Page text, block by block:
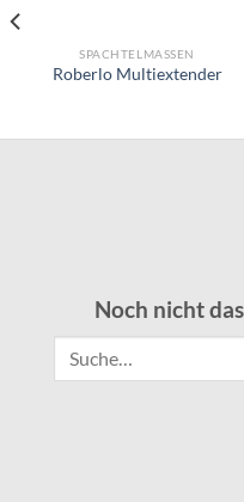
SPACHTELMASSEN
Roberlo Multiextender
Noch nicht
Suche
nach: